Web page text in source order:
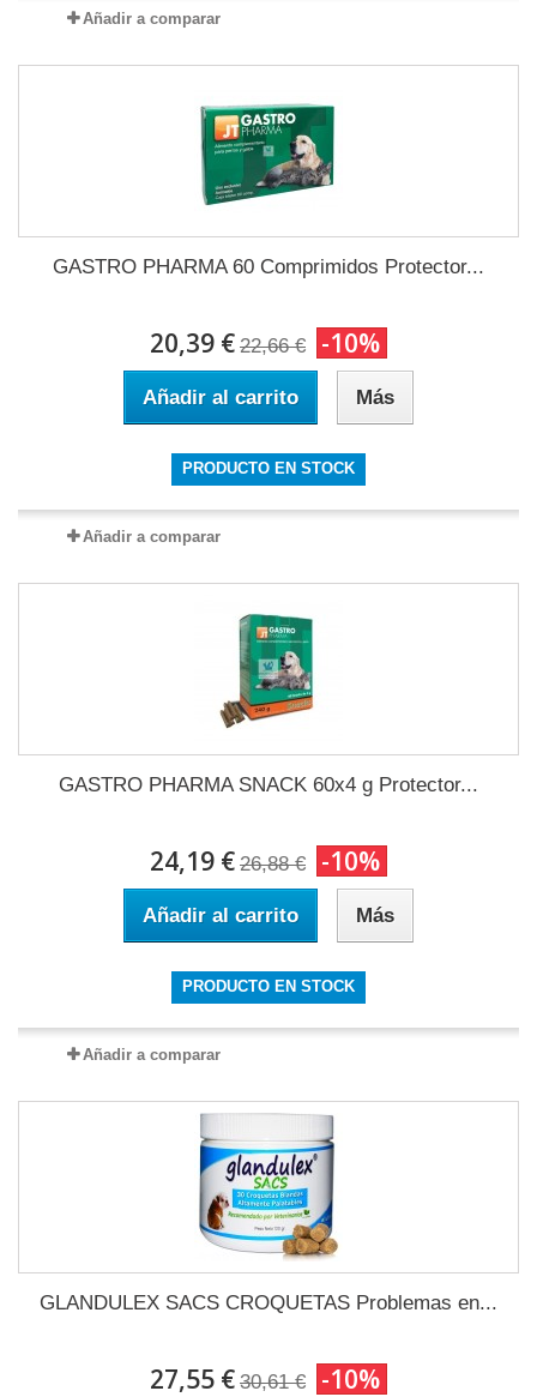
Añadir a comparar
GASTRO PHARMA 60 Comprimidos Protector...
20,39 € 22,66 € -10%
Añadir al carrito Más
PRODUCTO EN STOCK
Añadir a comparar
GASTRO PHARMA SNACK 60x4 g Protector...
24,19 € 26,88 € -10%
Añadir al carrito Más
PRODUCTO EN STOCK
Añadir a comparar
GLANDULEX SACS CROQUETAS Problemas en...
27,55 € 30,61 € -10%